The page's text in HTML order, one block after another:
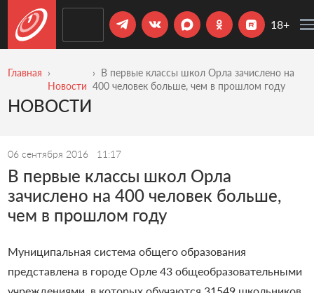
18+
Главная
Новости
В первые классы школ Орла зачислено на
400 человек больше, чем в прошлом году
НОВОСТИ
06 сентября 2016 11:17
В первые классы школ Орла
зачислено на 400 человек больше,
чем в прошлом году
Муниципальная система общего образования
представлена в городе Орле 43 общеобразовательными